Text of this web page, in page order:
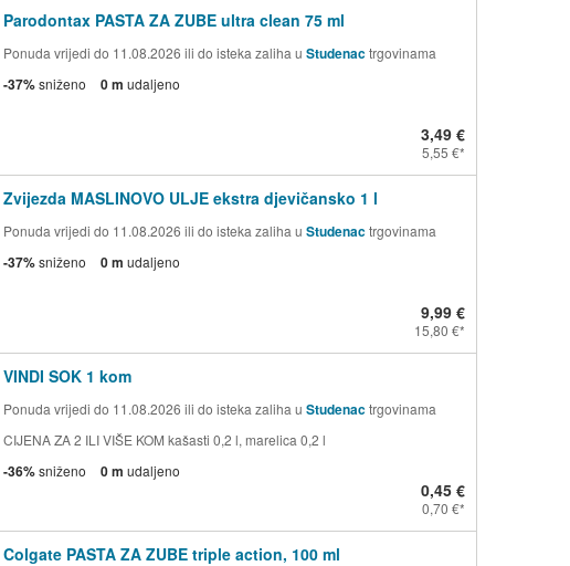
Parodontax PASTA ZA ZUBE ultra clean 75 ml
Ponuda vrijedi do 11.08.2026 ili do isteka zaliha u Studenactrgovinama
-37%sniženo 0 m udaljeno
3,49 €
5,55 €
Zvijezda MASLINOVO ULJE ekstra djevičansko 1 l
Ponuda vrijedi do 11.08.2026 ili do isteka zaliha u Studenactrgovinama
-37%sniženo 0 m udaljeno
9,99 €
15,80 €
VINDI SOK 1 kom
Ponuda vrijedi do 11.08.2026 ili do isteka zaliha u Studenactrgovinama
CIJENA ZA 2 ILI VIŠE KOM kašasti 0,2 l, marelica 0,2 l
-36%sniženo 0 m udaljeno
0,45 €
0,70 €
Colgate PASTA ZA ZUBE triple action, 100 ml